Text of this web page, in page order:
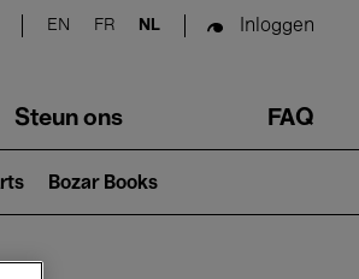
search
EN FR NL Inloggen
Steun ons FAQ
Bozar Books